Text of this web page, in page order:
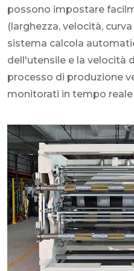
possono impostare
(larghezza, velocità,
sistema calcola
dell'utensile e la velocità
processo di produzione
monitorati in tempo